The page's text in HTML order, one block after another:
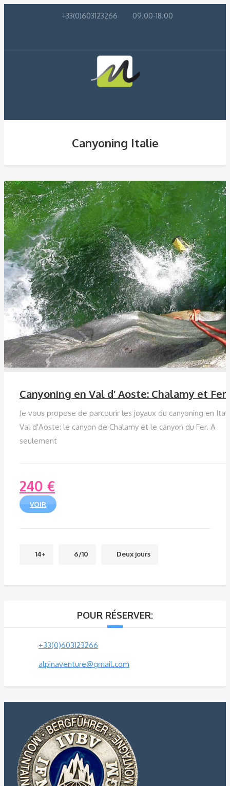
+33(0)603123266 09.00-18.00
Canyoning Italie
Canyoning en Val d’ Aoste: Chalamy et Fer
Je vous propose de parcourir les joyaux du canyoning en
Val d'Aoste: le canyon de Chalamy et le canyon du Fer. A
seulement
240 €
VOIR
14+ 6/10 Deux jours
POUR RÉSERVER:
+33(0)603123266
alpinaventure@gmail.com